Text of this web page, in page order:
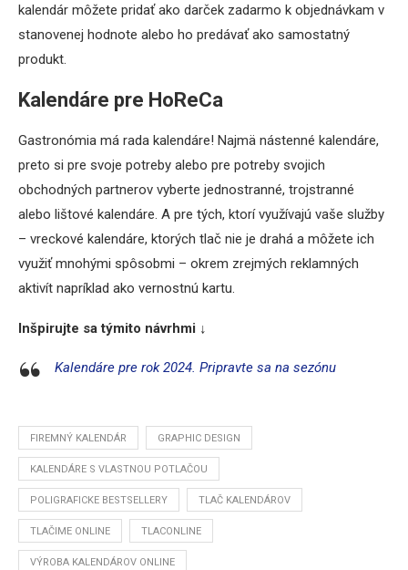
kalendár môžete pridať ako darček zadarmo k objednávkam v
stanovenej hodnote alebo ho predávať ako samostatný
produkt.
Kalendáre pre HoReCa
Gastronómia má rada kalendáre! Najmä nástenné kalendáre,
preto si pre svoje potreby alebo pre potreby svojich
obchodných partnerov vyberte jednostranné, trojstranné
alebo lištové kalendáre. A pre tých, ktorí využívajú vaše služby
– vreckové kalendáre, ktorých tlač nie je drahá a môžete ich
využiť mnohými spôsobmi – okrem zrejmých reklamných
aktivít napríklad ako vernostnú kartu.
Inšpirujte sa týmito návrhmi ↓
Kalendáre pre rok 2024. Pripravte sa na sezónu
FIREMNÝ KALENDÁR GRAPHIC DESIGN
KALENDÁRE S VLASTNOU POTLAČOU
POLIGRAFICKE BESTSELLERY TLAČ KALENDÁROV
TLAČIME ONLINE TLACONLINE
VÝROBA KALENDÁROV ONLINE